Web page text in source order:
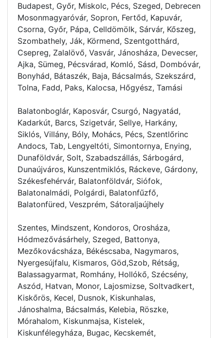
Budapest, Győr, Miskolc, Pécs, Szeged, Debrecen
Mosonmagyaróvár, Sopron, Fertőd, Kapuvár,
Csorna, Győr, Pápa, Celldömölk, Sárvár, Kőszeg,
Szombathely, Ják, Körmend, Szentgotthárd,
Csepreg, Zalalövő, Vasvár, Jánosháza, Devecser,
Ajka, Sümeg, Pécsvárad, Komló, Sásd, Dombóvár,
Bonyhád, Bátaszék, Baja, Bácsalmás, Szekszárd,
Tolna, Fadd, Paks, Kalocsa, Hőgyész, Tamási
Balatonboglár, Kaposvár, Csurgó, Nagyatád,
Kadarkút, Barcs, Szigetvár, Sellye, Harkány,
Siklós, Villány, Bóly, Mohács, Pécs, Szentlőrinc
Andocs, Tab, Lengyeltóti, Simontornya, Enying,
Dunaföldvár, Solt, Szabadszállás, Sárbogárd,
Dunaújváros, Kunszentmiklós, Ráckeve, Gárdony,
Székesfehérvár, Balatonföldvár, Siófok,
Balatonalmádi, Polgárdi, Balatonfűzfő,
Balatonfüred, Veszprém, Sátoraljaújhely
Szentes, Mindszent, Kondoros, Orosháza,
Hódmezővásárhely, Szeged, Battonya,
Mezőkovácsháza, Békéscsaba, Nagymaros,
Nyergesújfalu, Kismaros, Göd,Szob, Rétság,
Balassagyarmat, Romhány, Hollókő, Szécsény,
Aszód, Hatvan, Monor, Lajosmizse, Soltvadkert,
Kiskőrös, Kecel, Dusnok, Kiskunhalas,
Jánoshalma, Bácsalmás, Kelebia, Röszke,
Mórahalom, Kiskunmajsa, Kistelek,
Kiskunfélegyháza, Bugac, Kecskemét,